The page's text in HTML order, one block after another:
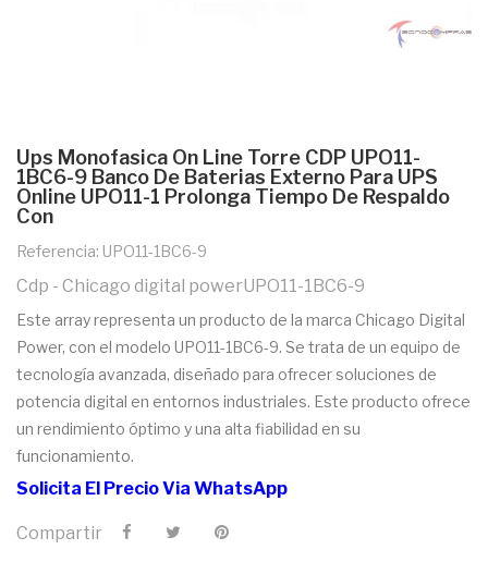
Ups Monofasica On Line Torre CDP UPO11-
1BC6-9 Banco De Baterias Externo Para UPS
Online UPO11-1 Prolonga Tiempo De Respaldo
Con
Referencia: UPO11-1BC6-9
Cdp - Chicago digital powerUPO11-1BC6-9
Este array representa un producto de la marca Chicago Digital
Power, con el modelo UPO11-1BC6-9. Se trata de un equipo de
tecnología avanzada, diseñado para ofrecer soluciones de
potencia digital en entornos industriales. Este producto ofrece
un rendimiento óptimo y una alta fiabilidad en su
funcionamiento.
Solicita El Precio Via WhatsApp
Compartir